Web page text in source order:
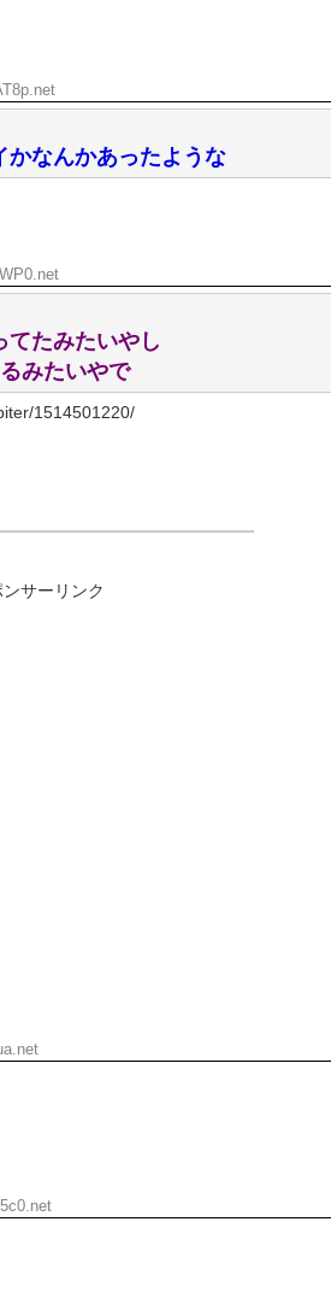
かなんかあったような
てたみたいやし
みたいやで
1514501220/
ンサーリンク